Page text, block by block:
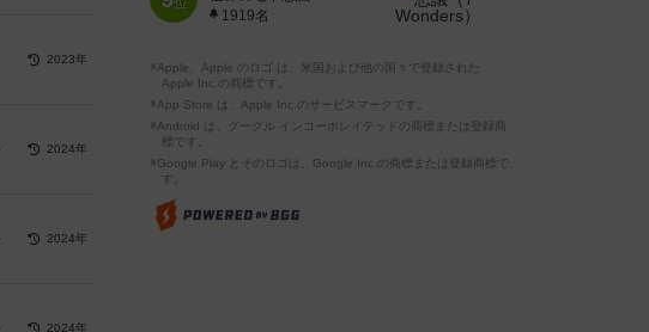
2023年
2024年
2024年
2024年
1919名
※Apple、Apple のロゴ は、米国および他の国々で登録された
Apple Inc.の商標です。
※App Store は、Apple Inc.のサービスマークです。
※Android は、グーグル インコーポレイテッドの商標または登録商
標です。
※Google Play とそのロゴは、Google Inc.の商標または登録商標で
す。